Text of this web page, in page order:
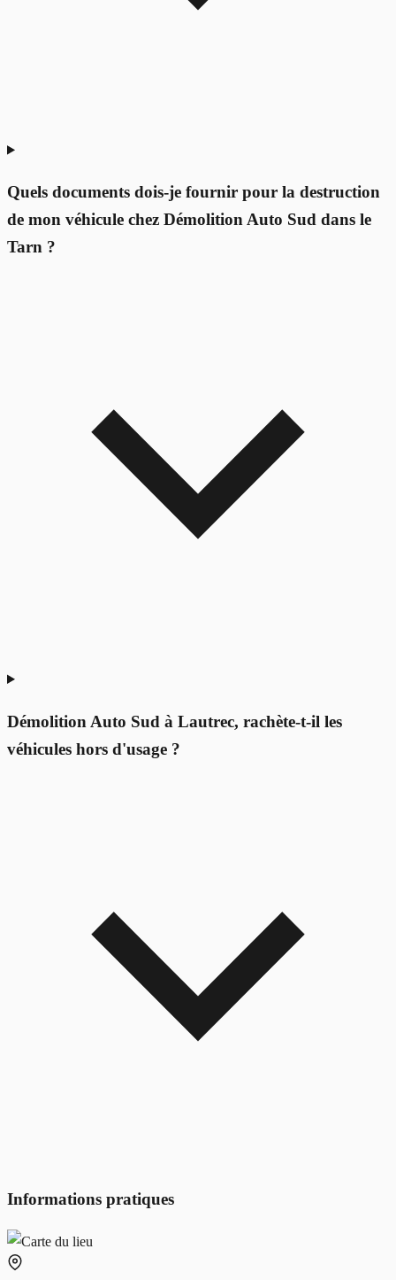
Quels documents dois-je fournir pour la destruction
de mon véhicule chez Démolition Auto Sud dans le
Tarn ?
Démolition Auto Sud à Lautrec, rachète-t-il les
véhicules hors d'usage ?
Informations pratiques